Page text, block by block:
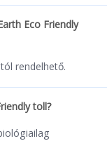
Eco Friendly
rendelhető.
toll?